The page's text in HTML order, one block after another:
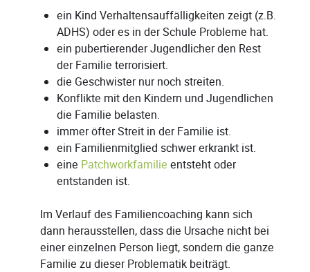
ein Kind Verhaltensauffälligkeiten zeigt (z.B.
ADHS) oder es in der Schule Probleme hat.
ein pubertierender Jugendlicher den Rest
der Familie terrorisiert.
die Geschwister nur noch streiten.
Konflikte mit den Kindern und Jugendlichen
die Familie belasten.
immer öfter Streit in der Familie ist.
ein Familienmitglied schwer erkrankt ist.
eine Patchworkfamilie entsteht oder
entstanden ist.
Im Verlauf des Familiencoaching kann sich
dann herausstellen, dass die Ursache nicht bei
einer einzelnen Person liegt, sondern die ganze
Familie zu dieser Problematik beiträgt.